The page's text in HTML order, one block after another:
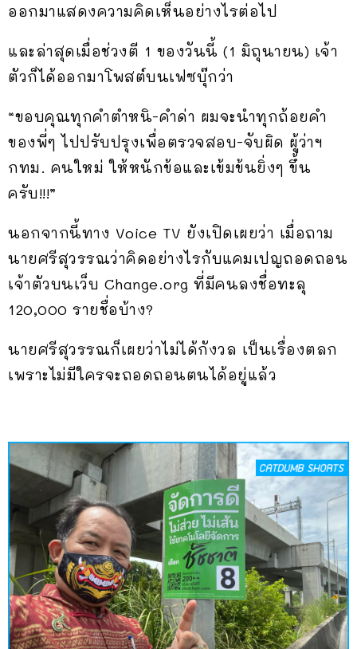
ออกมาแสดงความคิดเห็นอย่างไรต่อไป
และล่าสุดเมื่อช่วงตี 1 ของวันนี้ (1 มิถุนายน) เจ้า
ตัวก็ได้ออกมาโพสต์บนเฟซบุ๊กว่า
“ขอบคุณทุกคำตำหนิ-คำด่า ผมจะนำทุกถ้อยคำ
ของพี่ๆ ไปปรับปรุงเพื่อตรวจสอบ-จับผิด ผู้ว่าฯ
กทม. คนใหม่ ให้หนักข้อและเข้มข้นยิ่งๆ ขึ้น
ครับ!!!”
นอกจากนี้ทาง Voice TV ยังเปิดเผยว่า เมื่อถาม
นายศรีสุวรรณว่าคิดอย่างไรกับแคมเปญถอดถอน
เจ้าตัวบนเว็บ Change.org ที่มีคนลงชื่อทะลุ
120,000 รายชื่อบ้าง?
นายศรีสุวรรณก็เผยว่าไม่ได้กังวล เป็นเรื่องตลก
เพราะไม่มีใครจะถอดถอนตนได้อยู่แล้ว